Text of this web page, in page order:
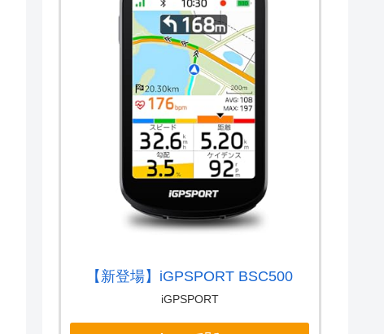
【新登場】iGPSPORT BSC500
iGPSPORT